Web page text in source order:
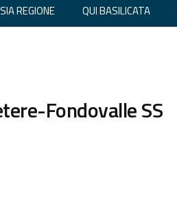
REGIONE QUI BASILICATA
Fondovalle SS